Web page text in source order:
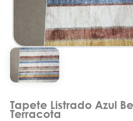
Tapete Listrado Azul
Terracota